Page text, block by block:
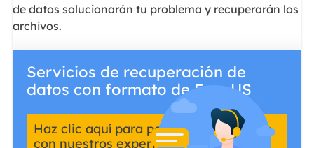
de datos solucionarán tu problema y recuperarán los
archivos.
Servicios de recuperación de
datos con formato de EaseUS
Haz clic aquí para ponerte en contacto
con nuestros expertos y obtener una